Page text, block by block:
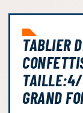
TABLIER
TAILLE:4/
GRAND